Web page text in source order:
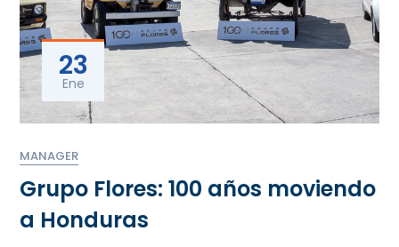
23
Ene
MANAGER
Grupo Flores: 100 años moviendo
a Honduras